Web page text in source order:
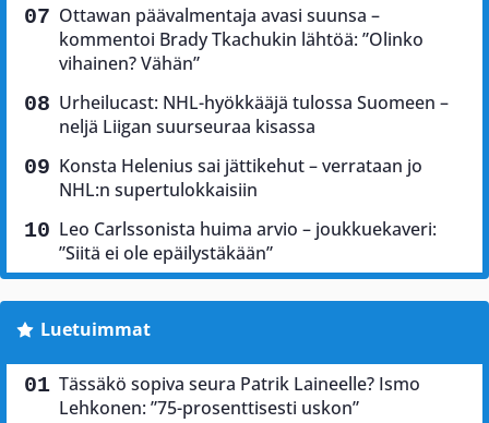
Ottawan päävalmentaja avasi suunsa –
kommentoi Brady Tkachukin lähtöä: ”Olinko
vihainen? Vähän”
Urheilucast: NHL-hyökkääjä tulossa Suomeen –
neljä Liigan suurseuraa kisassa
Konsta Helenius sai jättikehut – verrataan jo
NHL:n supertulokkaisiin
Leo Carlssonista huima arvio – joukkuekaveri:
”Siitä ei ole epäilystäkään”
Luetuimmat
Tässäkö sopiva seura Patrik Laineelle? Ismo
Lehkonen: ”75-prosenttisesti uskon”